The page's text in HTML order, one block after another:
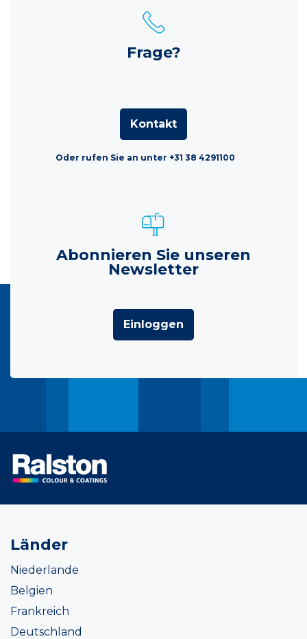
Frage?
Kontakt
Oder rufen Sie an unter +31 38 4291100
Abonnieren Sie unseren
Newsletter
Einloggen
Länder
Niederlande
Belgien
Frankreich
Deutschland